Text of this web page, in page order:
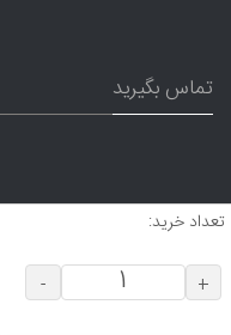
تعداد خرید:
+
-
تماس بگیرید